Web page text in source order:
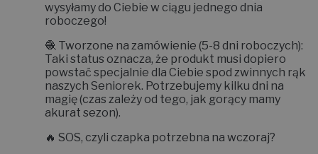
wysyłamy do Ciebie w ciągu jednego dnia
roboczego!
🧶 Tworzone na zamówienie (5-8 dni roboczych):
Taki status oznacza, że produkt musi dopiero
powstać specjalnie dla Ciebie spod zwinnych rąk
naszych Seniorek. Potrzebujemy kilku dni na
magię (czas zależy od tego, jak gorący mamy
akurat sezon).
🔥 SOS, czyli czapka potrzebna na wczoraj?